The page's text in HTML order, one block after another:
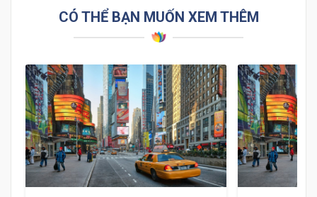
CÓ THỂ BẠN MUỐN XEM THÊM